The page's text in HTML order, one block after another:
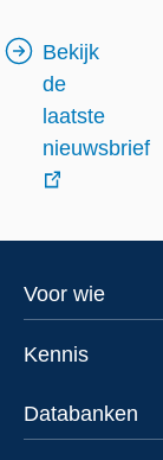
Bekijk
de
laatste
nieuwsbrief
link
Footer
Voor wie
Kennis
Databanken